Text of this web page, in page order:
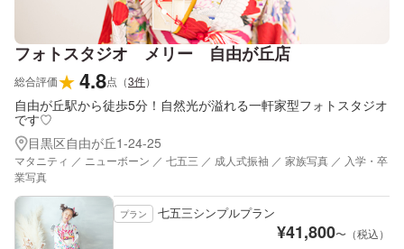
フォトスタジオ メリー 自由が丘店
総合評価★4.8点 （3件）
自由が丘駅から徒歩5分！自然光が溢れる一軒家型フォトスタジオ
です♡
目黒区自由が丘1-24-25
マタニティ ／ ニューボーン ／ 七五三 ／ 成人式振袖 ／ 家族写真 ／ 入学・卒
業写真
プラン 七五三シンプルプラン
¥41,800〜（税込）